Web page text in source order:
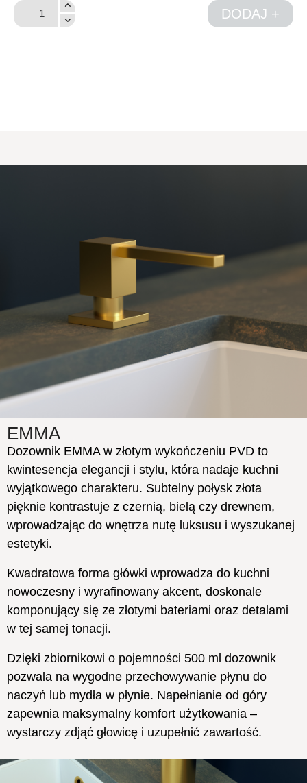
DODAJ +
EMMA
Dozownik EMMA w złotym wykończeniu PVD to
kwintesencja elegancji i stylu, która nadaje kuchni
wyjątkowego charakteru. Subtelny połysk złota
pięknie kontrastuje z czernią, bielą czy drewnem,
wprowadzając do wnętrza nutę luksusu i wyszukanej
estetyki.
Kwadratowa forma główki wprowadza do kuchni
nowoczesny i wyrafinowany akcent, doskonale
komponujący się ze złotymi bateriami oraz detalami
w tej samej tonacji.
Dzięki zbiornikowi o pojemności 500 ml dozownik
pozwala na wygodne przechowywanie płynu do
naczyń lub mydła w płynie. Napełnianie od góry
zapewnia maksymalny komfort użytkowania –
wystarczy zdjąć głowicę i uzupełnić zawartość.